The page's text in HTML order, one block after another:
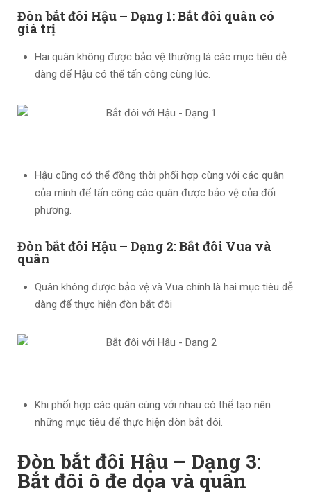
Đòn bắt đôi Hậu – Dạng 1: Bắt đôi quân có
giá trị
Hai quân không được bảo vệ thường là các mục tiêu dễ
dàng để Hậu có thể tấn công cùng lúc.
Hậu cũng có thể đồng thời phối hợp cùng với các quân
của mình để tấn công các quân được bảo vệ của đối
phương.
Đòn bắt đôi Hậu – Dạng 2: Bắt đôi Vua và
quân
Quân không được bảo vệ và Vua chính là hai mục tiêu dễ
dàng để thực hiện đòn bắt đôi
Khi phối hợp các quân cùng với nhau có thể tạo nên
những mục tiêu để thực hiện đòn bắt đôi.
Đòn bắt đôi Hậu – Dạng 3:
Bắt đôi ô đe dọa và quân